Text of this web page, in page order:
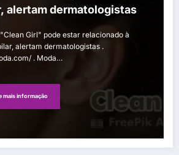
alertam dermatologistas
Girl" pode estar relacionado à
alertam dermatologistas .
. Moda…
mais informação